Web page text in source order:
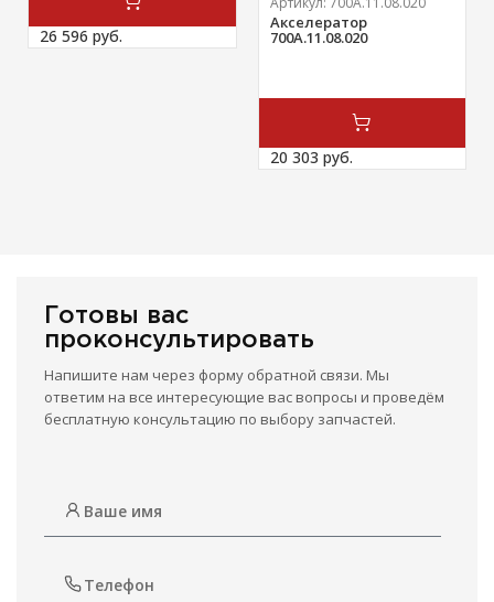
26 596 руб.
Акселератор
700А.11.08.020
20 303 руб.
Готовы вас
проконсультировать
Напишите нам через форму обратной связи. Мы
ответим на все интересующие вас вопросы и проведём
бесплатную консультацию по выбору запчастей.